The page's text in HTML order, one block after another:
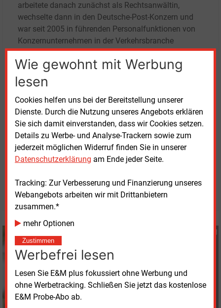
Wie gewohnt mit Werbung
lesen
Cookies helfen uns bei der Bereitstellung unserer
Dienste. Durch die Nutzung unseres Angebots erklären
Sie sich damit einverstanden, dass wir Cookies setzen.
Details zu Werbe- und Analyse-Trackern sowie zum
jederzeit möglichen Widerruf finden Sie in unserer
Datenschutzerklärung am Ende jeder Seite.
Tracking: Zur Verbesserung und Finanzierung unseres
Webangebots arbeiten wir mit Drittanbietern
zusammen.*
mehr Optionen
Zustimmen
Werbefrei lesen
Lesen Sie E&M plus fokussiert ohne Werbung und
ohne Werbetracking. Schließen Sie jetzt das kostenlose
E&M Probe-Abo ab.
arbeitete danach zunächst als Rechtsanwältin,
wechselte dann in den Deutsche-Post-Konzern und
war seit 2005 in führenden Personalfunktionen von
Konzernunternehmen in der Verkehrsbranche
(Transdev/Deutsche Bahn) tätig.
Mitarbeitenden überschritten und ist damit in den
Kreis der großen städtischen Unternehmen
aufgestiegen. In diesem Zusammenhang wurde auf
Basis des Mitbestimmungsgesetzes die Position der
Arbeitsdirektorin im Unternehmen neu eingerichtet.
© 2026 Energie & Management GmbH